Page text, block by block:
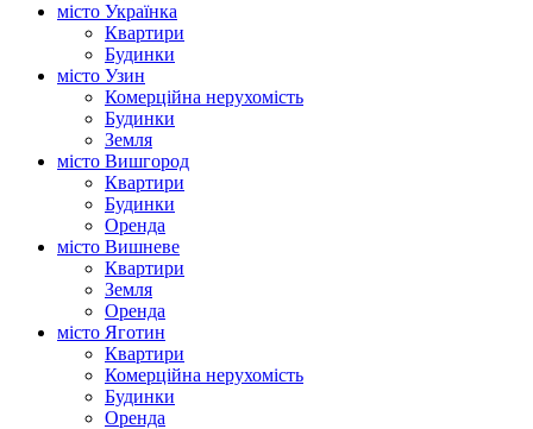
місто Українка
Квартири
Будинки
місто Узин
Комерційна нерухомість
Будинки
Земля
місто Вишгород
Квартири
Будинки
Оренда
місто Вишневе
Квартири
Земля
Оренда
місто Яготин
Квартири
Комерційна нерухомість
Будинки
Оренда